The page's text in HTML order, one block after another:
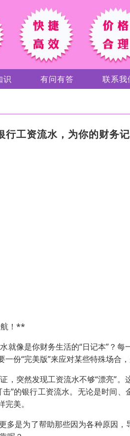
识 有问有答 联系我
行工资流水，为你的财务
！**
就像是你财务生活的“日记本”？
份“完美版”来应对某些特殊场合
，突然发现工资流水不够“漂亮”
”的银行工资流水。无论是时间
美。
多是为了帮助那些因为各种原因